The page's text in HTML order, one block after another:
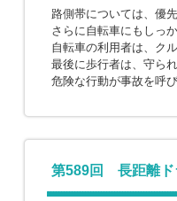
路側帯については、優
さらに自転車にもしっ
自転車の利用者は、ク
最後に歩行者は、守ら
危険な行動が事故を呼
第589回 長距離ド